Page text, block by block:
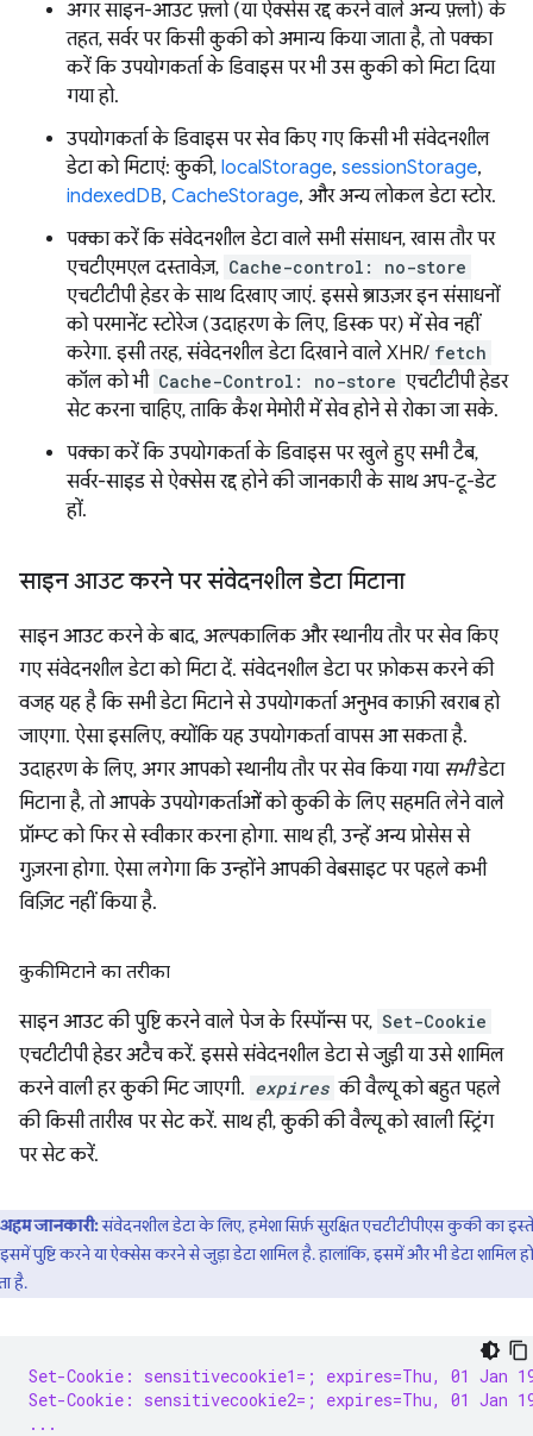
अगर साइन-आउट फ़्लो (या ऐक्सेस रद्द करने वाले अन्य फ़्लो) के
तहत, सर्वर पर किसी कुकी को अमान्य किया जाता है, तो पक्का
करें कि उपयोगकर्ता के डिवाइस पर भी उस कुकी को मिटा दिया
गया हो.
उपयोगकर्ता के डिवाइस पर सेव किए गए किसी भी संवेदनशील
डेटा को मिटाएं: कुकी, localStorage, sessionStorage,
indexedDB, CacheStorage, और अन्य लोकल डेटा स्टोर.
पक्का करें कि संवेदनशील डेटा वाले सभी संसाधन, खास तौर पर
एचटीएमएल दस्तावेज़, Cache-control: no-store
एचटीटीपी हेडर के साथ दिखाए जाएं. इससे ब्राउज़र इन संसाधनों
को परमानेंट स्टोरेज (उदाहरण के लिए, डिस्क पर) में सेव नहीं
करेगा. इसी तरह, संवेदनशील डेटा दिखाने वाले XHR/ fetch
कॉल को भी Cache-Control: no-store एचटीटीपी हेडर
सेट करना चाहिए, ताकि कैश मेमोरी में सेव होने से रोका जा सके.
पक्का करें कि उपयोगकर्ता के डिवाइस पर खुले हुए सभी टैब,
सर्वर-साइड से ऐक्सेस रद्द होने की जानकारी के साथ अप-टू-डेट
हों.
साइन आउट करने पर संवेदनशील डेटा मिटाना
साइन आउट करने के बाद, अल्पकालिक और स्थानीय तौर पर सेव किए
गए संवेदनशील डेटा को मिटा दें. संवेदनशील डेटा पर फ़ोकस करने की
वजह यह है कि सभी डेटा मिटाने से उपयोगकर्ता अनुभव काफ़ी खराब हो
जाएगा. ऐसा इसलिए, क्योंकि यह उपयोगकर्ता वापस आ सकता है.
उदाहरण के लिए, अगर आपको स्थानीय तौर पर सेव किया गया सभीडेटा
मिटाना है, तो आपके उपयोगकर्ताओं को कुकी के लिए सहमति लेने वाले
प्रॉम्प्ट को फिर से स्वीकार करना होगा. साथ ही, उन्हें अन्य प्रोसेस से
गुज़रना होगा. ऐसा लगेगा कि उन्होंने आपकी वेबसाइट पर पहले कभी
विज़िट नहीं किया है.
कुकी मिटाने का तरीका
साइन आउट की पुष्टि करने वाले पेज के रिस्पॉन्स पर, Set-Cookie
एचटीटीपी हेडर अटैच करें. इससे संवेदनशील डेटा से जुड़ी या उसे शामिल
करने वाली हर कुकी मिट जाएगी. expires की वैल्यू को बहुत पहले
की किसी तारीख पर सेट करें. साथ ही, कुकी की वैल्यू को खाली स्ट्रिंग
पर सेट करें.
अहम जानकारी:संवेदनशील डेटा के लिए, हमेशा सिर्फ़ सुरक्षित एचटीटीपीएस कुकी का
पुष्टि करने या ऐक्सेस करने से जुड़ा डेटा शामिल है. हालांकि, इसमें और भी डेटा शामिल हो
है.
Set-Cookie: sensitivecookie1=; expires=Thu, 01 Jan
Set-Cookie: sensitivecookie2=; expires=Thu, 01 Jan
...